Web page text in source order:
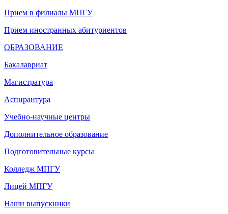
Прием в филиалы МПГУ
Прием иностранных абитуриентов
ОБРАЗОВАНИЕ
Бакалавриат
Магистратура
Аспирантура
Учебно-научные центры
Дополнительное образование
Подготовительные курсы
Колледж МПГУ
Лицей МПГУ
Наши выпускники